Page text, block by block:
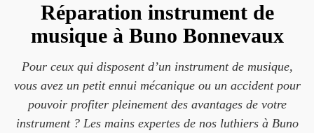
Réparation instrument de
musique à Buno Bonnevaux
Pour ceux qui disposent d’un instrument de musique,
vous avez un petit ennui mécanique ou un accident pour
pouvoir profiter pleinement des avantages de votre
instrument ? Les mains expertes de nos luthiers à Buno